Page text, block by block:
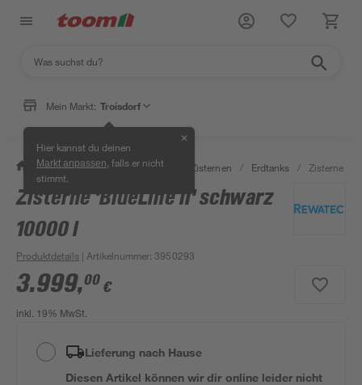
Mein Markt: Troisdorf
Hier kannst du deinen
Markt anpassen , falls er nicht
stimmt.
✕
/ Garten & Freizeit / Erdtanks & Zisternen / Erdtanks / Zisterne
Zisterne 'BlueLine II' schwarz
10000 l
Produktdetails | Artikelnummer:3950293
3.999,00 €
inkl. 19% MwSt.
Lieferung nach Hause
Diesen Artikel können wir dir online leider nicht